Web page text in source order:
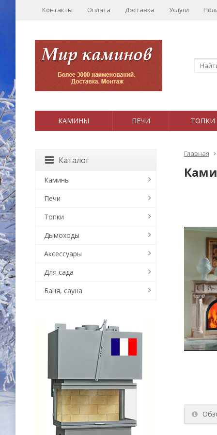
Контакты Оплата Доставка Услуги
КАМИНЫ ПЕЧИ ТОПКИ
Главная
Каталог
Камины
Печи
Топки
Дымоходы
Аксессуары
Для сада
Баня, сауна